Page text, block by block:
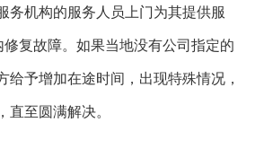
务机构的服务人员上门为其提供服
复故障。如果当地没有公司指定的
给予增加在途时间，出现特殊情况，
至圆满解决。